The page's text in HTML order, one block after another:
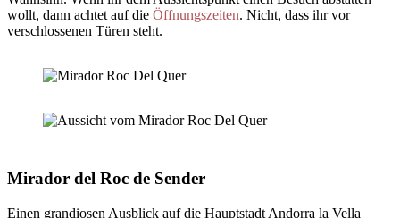
wollt, dann achtet auf die Öffnungszeiten. Nicht, dass ihr vor
verschlossenen Türen steht.
Mirador del Roc de Sender
Einen grandiosen Ausblick auf die Hauptstadt Andorra la Vella